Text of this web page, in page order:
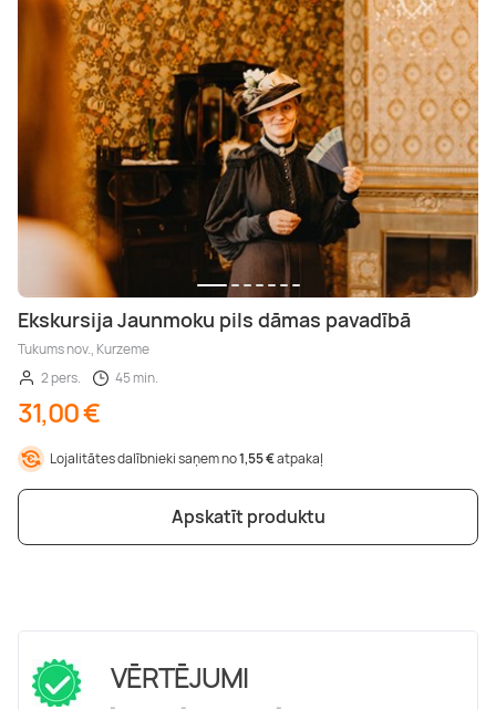
Ekskursija Jaunmoku pils dāmas pavadībā
Tukums nov., Kurzeme
2 pers.
45 min.
31,00 €
Lojalitātes dalībnieki saņem no1,55 €atpakaļ
Apskatīt produktu
VĒRTĒJUMI